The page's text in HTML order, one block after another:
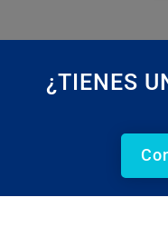
¿TIENES